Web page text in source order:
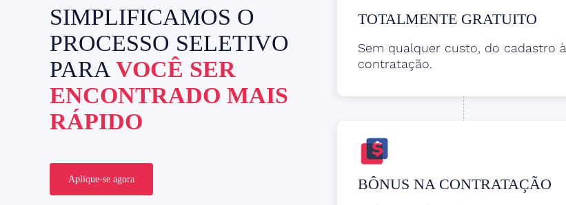
SIMPLIFICAMOS O
PROCESSO SELETIVO
PARA VOCÊ SER
ENCONTRADO MAIS
RÁPIDO
Aplique-se agora
TOTALMENTE GRATUITO
Sem qualquer custo, do cadastro à
contratação.
BÔNUS NA CONTRATAÇÃO